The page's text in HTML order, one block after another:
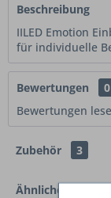
Beschreibung
IILED Emotion
für individuelle
Bewertungen
0
Bewertungen
Zubehör 3
Ähnliche Artikel